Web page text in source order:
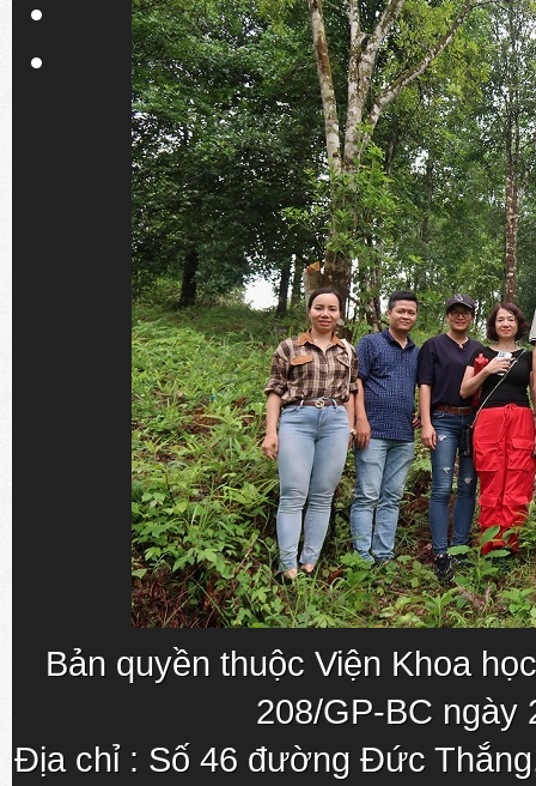
Bản quyền thuộc Viện Khoa
208/GP-BC ngày
Địa chỉ : Số 46 đường Đức